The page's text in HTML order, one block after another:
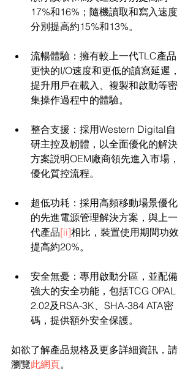
17%和16%；隨機讀取和寫入速度
分別提高約15%和13%。
流暢體驗：擁有較上一代TLC產品
更快的I/O速度和更低的讀寫延遲，
提升用戶在載入、複製和啟動等密
集操作過程中的體驗。
整合支援：採用Western Digital自
研主控及韌體，以全面優化的解決
方案説明OEM廠商領先進入市場，
優化質控流程。
超低功耗：採用高頻移動場景優化
的先進電源管理解決方案，與上一
代產品[ii]相比，裝置使用期間功效
提高約20%。
安全無憂：專用啟動分區，並配備
強大的安全功能，包括TCG OPAL
2.02及RSA-3K、SHA-384 ATA密
碼，提供額外安全保護。
如欲了解產品規格及更多詳細資訊，請
瀏覽此網頁。